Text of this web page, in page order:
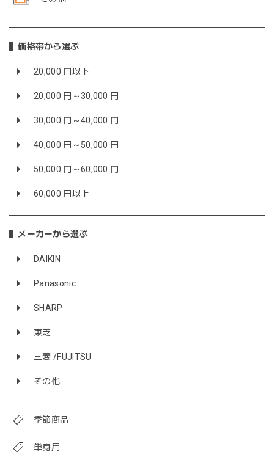
価格帯から選ぶ
20,000 円以下
20,000 円～30,000 円
30,000 円～40,000 円
40,000 円～50,000 円
50,000 円～60,000 円
60,000 円以上
メーカーから選ぶ
DAIKIN
Panasonic
SHARP
東芝
三菱 /FUJITSU
その他
季節商品
単身用